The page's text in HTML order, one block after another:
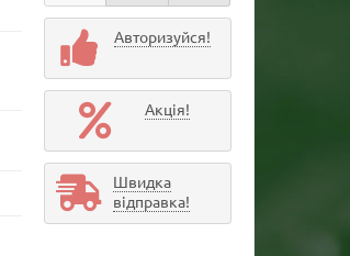
Авторизуйся!
Акція!
Швидка
відправка!